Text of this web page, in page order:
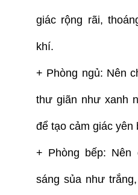
giác rộng rãi,
khí.
+ Phòng ngủ: Nên
thư giãn như xanh
để tạo cảm giác yên
+ Phòng bếp: Nên
sáng sủa như